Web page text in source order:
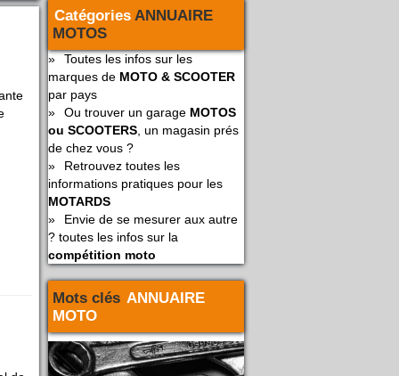
Catégories ANNUAIRE
MOTOS
»
Toutes les infos sur les
marques de MOTO & SCOOTER
par pays
»
Ou trouver un garage MOTOS
ou SCOOTERS , un magasin prés
de chez vous ?
»
Retrouvez toutes les
informations pratiques pour les
MOTARDS
»
Envie de se mesurer aux autre
? toutes les infos sur la
compétition moto
Mots clés ANNUAIRE
MOTO